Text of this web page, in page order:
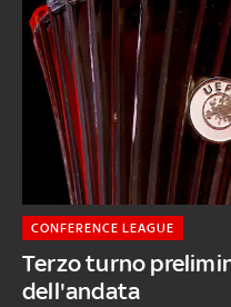
Terzo turno
dell'andata
CONFERENCE LEAGUE